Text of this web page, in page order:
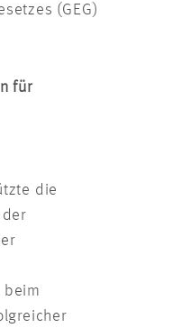
(GEG)
für
die
beim